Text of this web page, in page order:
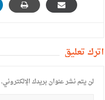
أترك تعليق
لن يتم نشر عنوان بريدك الإلكتروني.